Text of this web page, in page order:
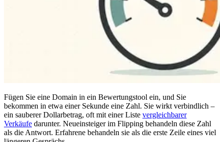
Fügen Sie eine Domain in ein Bewertungstool ein, und Sie
bekommen in etwa einer Sekunde eine Zahl. Sie wirkt verbindlich –
ein sauberer Dollarbetrag, oft mit einer Liste vergleichbarer
Verkäufe darunter. Neueinsteiger im Flipping behandeln diese Zahl
als die Antwort. Erfahrene behandeln sie als die erste Zeile eines viel